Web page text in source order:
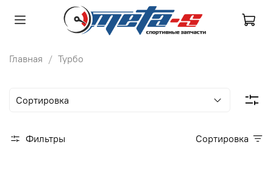
Главная Турбо
Фильтры Сортировка